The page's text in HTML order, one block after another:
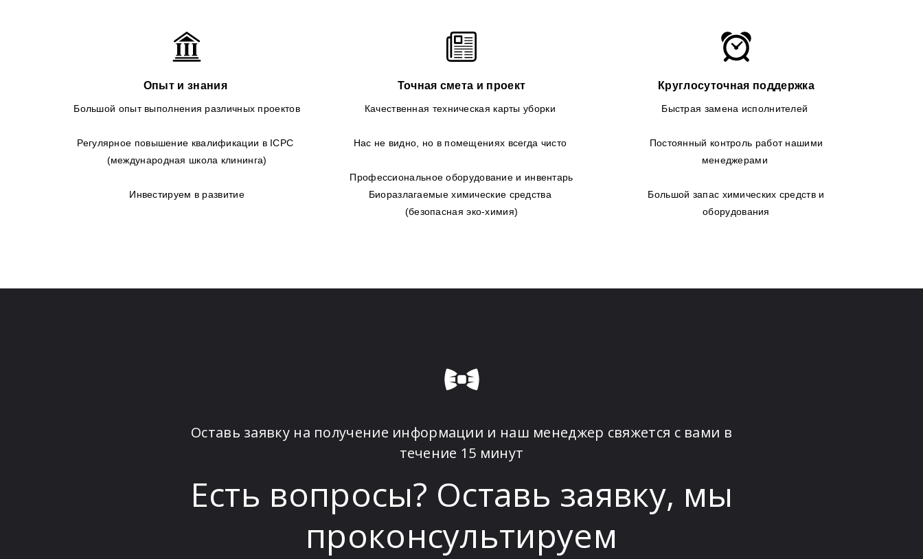
Опыт и знания
Большой опыт выполнения различных проектов
Регулярное повышение квалификации в ICPC
(международная школа клининга)
Инвестируем в развитие
Точная смета и проект
Качественная техническая карты уборки
Нас не видно, но в помещениях всегда чисто
Профессиональное оборудование и инвентарь
Биоразлагаемые химические средства
(безопасная эко-химия)
Круглосуточная поддержка
Быстрая замена исполнителей
Постоянный контроль работ нашими
менеджерами
Большой запас химических средств и
оборудования
Оставь заявку на получение информации и наш менеджер свяжется с вами в
течение 15 минут
Есть вопросы? Оставь заявку, мы
проконсультируем